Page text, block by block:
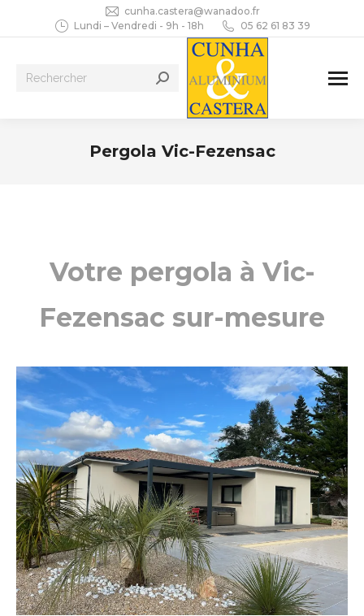
cunha.castera@wanadoo.fr
Lundi – Vendredi - 9h - 18h
05 62 61 83 39
Recherche
Pergola Vic-Fezensac
Votre pergola à Vic-
Fezensac sur-mesure